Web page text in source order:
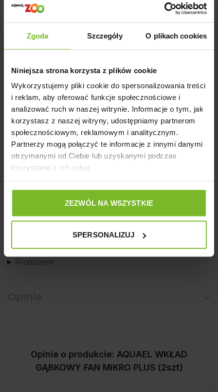
Zgoda Szczegóły O plikach cookies
Niniejsza strona korzysta z plików cookie
Wykorzystujemy pliki cookie do spersonalizowania treści
i reklam, aby oferować funkcje społecznościowe i
analizować ruch w naszej witrynie. Informacje o tym, jak
korzystasz z naszej witryny, udostępniamy partnerom
społecznościowym, reklamowym i analitycznym.
Partnerzy mogą połączyć te informacje z innymi danymi
otrzymanymi od Ciebie lub uzyskanymi podczas
korzystania z ich usług.
ZEZWÓL NA WSZYSTKIE
SPERSONALIZUJ
Ilość w opakowaniu:
Wielkość wkładu:
Pasuje do filtra AQUAEL FAN MIKRO
PLUS
Materiał:Gąbka filtracyjna o odpowiedniej gęstości
Zastosowanie:Filtracja mechaniczna w akwariach
Wydajność: Skuteczne zatrzymywanie zanieczyszczeń
mechanicznych w wodzie
AQUAEL WKŁAD GĄBKOWY FANMIKROPLUS (2 sztuki)
to niezawodne rozwiązanie dla osób, które pragną
filtracji mechanicznej, wkład zapewnia zdrowe warunki do
życia dla ryb, roślin i innych organizmów wodnych.
Ostrzeżenie:
Producent
Opinie o produkcie: AQUAEL WKŁAD
GĄBKOWY FAN MIKRO PLUS (2szt)